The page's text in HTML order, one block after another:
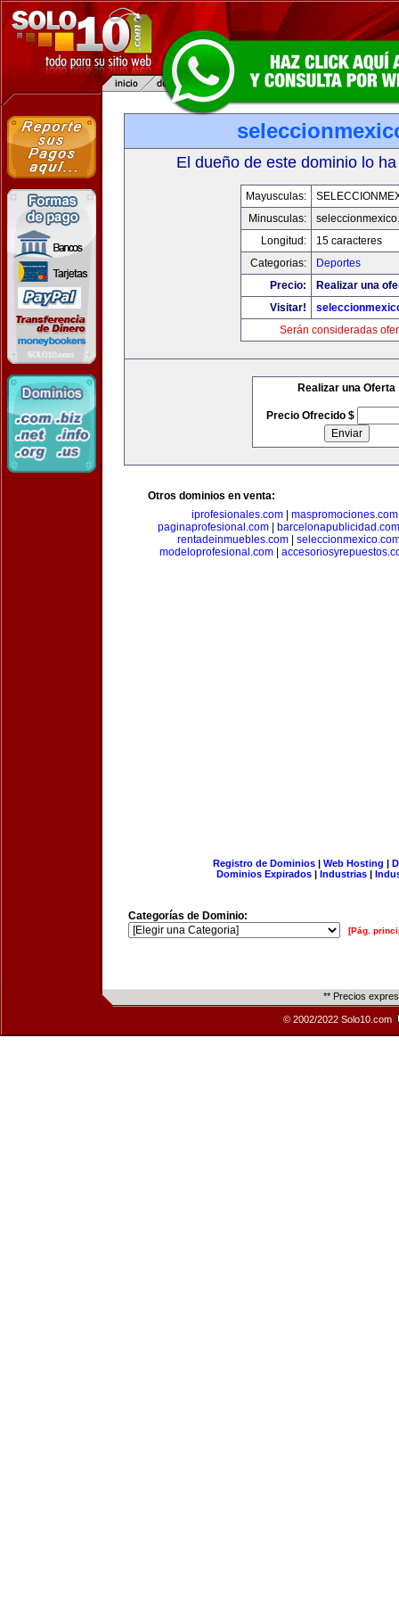
El dueño de este dominio lo
Mayusculas:
Minusculas:
Longitud:
15 caracteres
Categorias:
Deportes
Precio:
Realizar una
Visitar!
Serán consideradas
Realizar una Oferta
Precio Ofrecido $
Otros dominios en venta:
iprofesionales.com
maspromociones.com
paginaprofesional.com|
barcelonapublicidad.com
rentadeinmuebles.com
modeloprofesional.com|
Registro de Dominios| Web Hosting |
Dominios Expirados | Industrias |
Categorías de Dominio:
[Pág.
** Precios
© 2002/2022 Solo10.com